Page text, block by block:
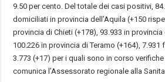
9.50 per cento. Del totale dei casi positivi,
domiciliati in provincia dell’Aquila (+150
provincia di Chieti (+178), 93.933 in provincia
100.226 in provincia di Teramo (+164), 7.931
3.773 (+17) per i quali sono in corso
comunica l’Assessorato regionale alla